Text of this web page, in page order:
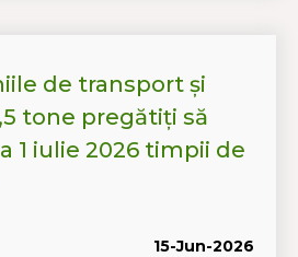
de transport și
tone pregătiți să
1 iulie 2026 timpii de
15-Jun-2026